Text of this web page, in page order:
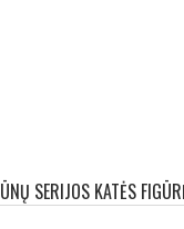
SERIJOS KATĖS